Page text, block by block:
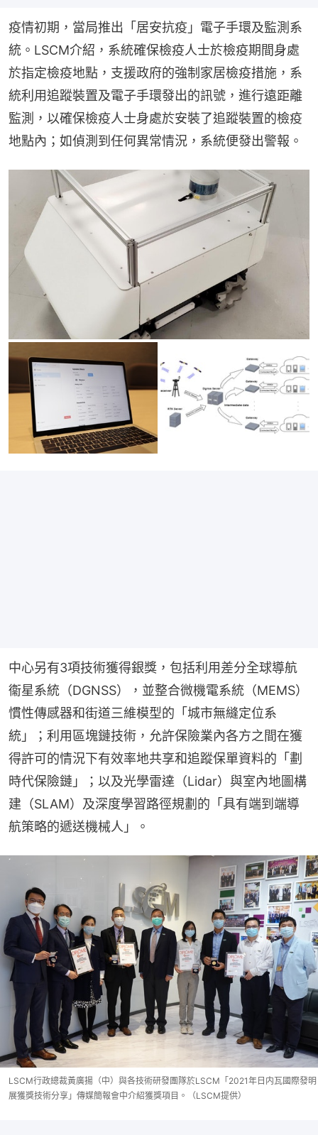
疫情初期，當局推出「居安抗疫」電子手環及監測系
統。LSCM介紹，系統確保檢疫人士於檢疫期間身處
於指定檢疫地點，支援政府的強制家居檢疫措施，系
統利用追蹤裝置及電子手環發出的訊號，進行遠距離
監測，以確保檢疫人士身處於安裝了追蹤裝置的檢疫
地點內；如偵測到任何異常情況，系統便發出警報。
中心另有3項技術獲得銀獎，包括利用差分全球導航
衞星系統（DGNSS），並整合微機電系統（MEMS）
慣性傳感器和街道三維模型的「城市無縫定位系
統」；利用區塊鏈技術，允許保險業內各方之間在獲
得許可的情況下有效率地共享和追蹤保單資料的「劃
時代保險鏈」；以及光學雷達（Lidar）與室內地圖構
建（SLAM）及深度學習路徑規劃的「具有端到端導
航策略的遞送機械人」。
LSCM行政總裁黃廣揚（中）與各技術研發團隊於LSCM「2021年日内瓦國際發明
展獲獎技術分享」傳媒簡報會中介紹獲獎項目。（LSCM提供）